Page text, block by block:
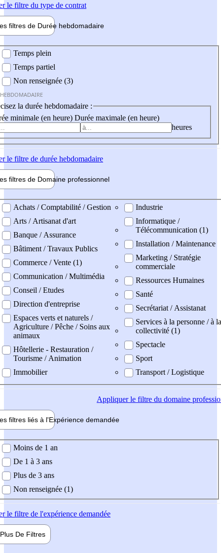
le filtre du type de contrat
filtres de Durée hebdomadaire
Temps plein
Temps partiel
Non renseignée (3)
la durée hebdomadaire :
minimale (en heure) Durée maximale (en heure)
heures
le filtre de durée hebdomadaire
filtres de Domaine professionnel
professionel
Achats / Comptabilité / Gestion
Arts / Artisanat d'art
Banque / Assurance
Bâtiment / Travaux Publics
Commerce / Vente (1)
Communication / Multimédia
Conseil / Etudes
Direction d'entreprise
Espaces verts et naturels /
Agriculture / Pêche / Soins aux
animaux
Hôtellerie - Restauration /
Tourisme / Animation
Immobilier
Industrie
Informatique /
Télécommunication (1)
Installation / Maintenance
Marketing / Stratégie
commerciale
Ressources Humaines
Santé
Secrétariat / Assistanat
Services à la personne / à la
collectivité (1)
Spectacle
Sport
Transport / Logistique
Appliquerle filtre du domaine
filtres liés à l'Expérience demandée
demandée
Moins de 1 an
De 1 à 3 ans
Plus de 3 ans
Non renseignée (1)
le filtre de l'expérience demandée
Plus De Filtres